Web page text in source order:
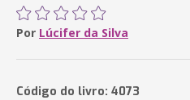
Por Lúcifer da Silva
Código do livro: 4073